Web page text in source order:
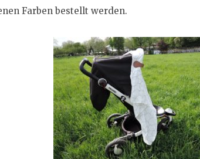
Farben bestellt werden.